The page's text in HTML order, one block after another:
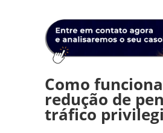
Como
redução de
tráfico